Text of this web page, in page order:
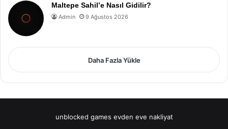
Maltepe Sahil’e Nasıl Gidilir?
Admin 9 Ağustos 2026
Daha Fazla Yükle
unblocked games evden eve nakliyat